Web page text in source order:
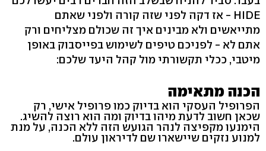
HIDE - אז דקה לפני שזה קורה ולפני שאתם
מתייאשים ולא מבינים איך זה שכולם מצליחים ורק
אתם לא - לפניכם טיפים לשימוש בפייסבוק באופן
מיטבי, ככלי תקשורתי מול קהל היעד שלכם:
הכנה מתאימה
הפרופיל העסקי הוא בדיוק כמו פרופיל אישי, רק
שכאן חשוב לדעת מיהו בדיוק ומה הוא רוצה להשיג.
הימנעו מקפיצה לנהר הגועש הזה ללא הכנה, על מנת
למנוע נזקים שיישארו שם לדיראון עולם.